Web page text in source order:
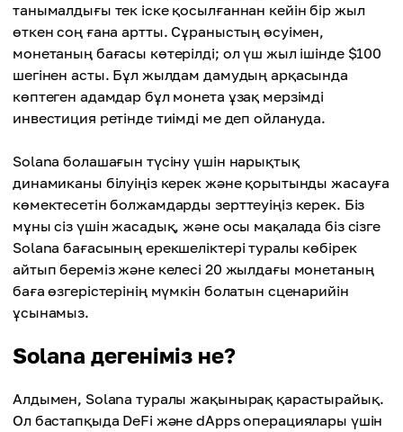
танымалдығы тек іске қосылғаннан кейін бір жыл
өткен соң ғана артты. Сұраныстың өсуімен,
монетаның бағасы көтерілді; ол үш жыл ішінде $100
шегінен асты. Бұл жылдам дамудың арқасында
көптеген адамдар бұл монета ұзақ мерзімді
инвестиция ретінде тиімді ме деп ойлануда.
Solana болашағын түсіну үшін нарықтық
динамиканы білуіңіз керек және қорытынды жасауға
көмектесетін болжамдарды зерттеуіңіз керек. Біз
мұны сіз үшін жасадық, және осы мақалада біз сізге
Solana бағасының ерекшеліктері туралы көбірек
айтып береміз және келесі 20 жылдағы монетаның
баға өзгерістерінің мүмкін болатын сценарийін
ұсынамыз.
Solana дегеніміз не?
Алдымен, Solana туралы жақынырақ қарастырайық.
Ол бастапқыда DeFi және dApps операциялары үшін